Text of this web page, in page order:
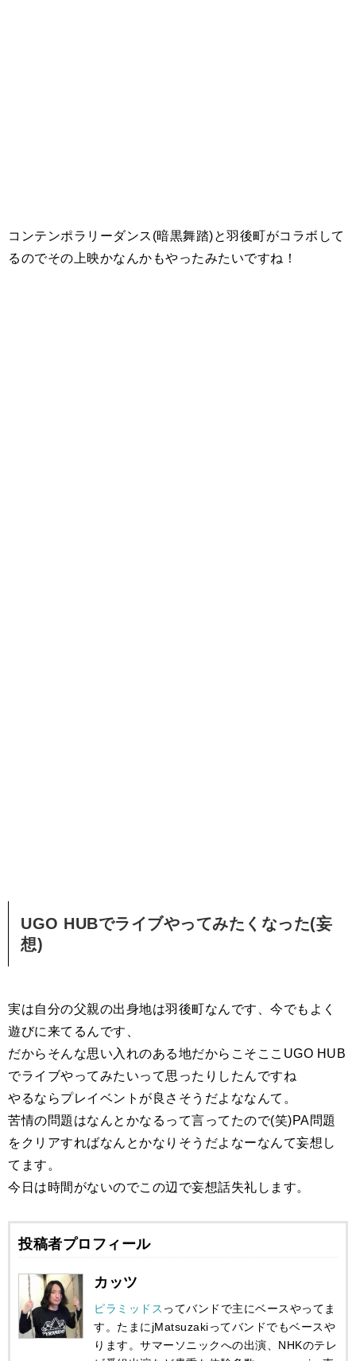
コンテンポラリーダンス(暗黒舞踏)と羽後町がコラボして
るのでその上映かなんかもやったみたいですね！
UGO HUBでライブやってみたくなった(妄
想)
実は自分の父親の出身地は羽後町なんです、今でもよく
遊びに来てるんです、
だからそんな思い入れのある地だからこそここUGO HUB
でライブやってみたいって思ったりしたんですね
やるならプレイベントが良さそうだよななんて。
苦情の問題はなんとかなるって言ってたので(笑)PA問題
をクリアすればなんとかなりそうだよなーなんて妄想し
てます。
今日は時間がないのでこの辺で妄想話失礼します。
投稿者プロフィール
カッツ
ピラミッドス ってバンドで主にベースやってま
す。たまにjMatsuzakiってバンドでもベースや
ります。サマーソニックへの出演、NHKのテレ